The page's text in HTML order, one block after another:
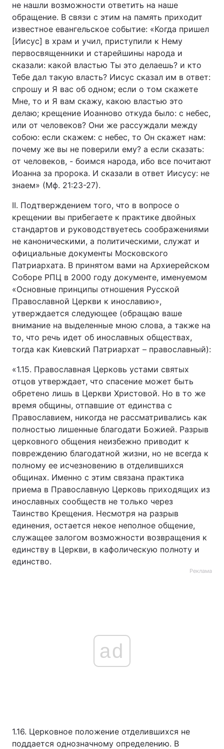
не нашли возможности ответить на наше
обращение. В связи с этим на память приходит
известное евангельское событие: «Когда пришел
[Иисус] в храм и учил, приступили к Нему
первосвященники и старейшины народа и
сказали: какой властью Ты это делаешь? и кто
Тебе дал такую власть? Иисус сказал им в ответ:
спрошу и Я вас об одном; если о том скажете
Мне, то и Я вам скажу, какою властью это
делаю; крещение Иоанново откуда было: с небес,
или от человеков? Они же рассуждали между
собою: если скажем: с небес, то Он скажет нам:
почему же вы не поверили ему? а если сказать:
от человеков, - боимся народа, ибо все почитают
Иоанна за пророка. И сказали в ответ Иисусу: не
знаем» (Мф. 21:23-27).
II. Подтверждением того, что в вопросе о
крещении вы прибегаете к практике двойных
стандартов и руководствуетесь соображениями
не каноническими, а политическими, служат и
официальные документы Московского
Патриархата. В принятом вами на Архиерейском
Соборе РПЦ в 2000 году документе, именуемом
«Основные принципы отношения Русской
Православной Церкви к инославию»,
утверждается следующее (обращаю ваше
внимание на выделенные мною слова, а также на
то, что речь идет об инославных обществах,
тогда как Киевский Патриархат – православный):
«1.15. Православная Церковь устами святых
отцов утверждает, что спасение может быть
обретено лишь в Церкви Христовой. Но в то же
время общины, отпавшие от единства с
Православием, никогда не рассматривались как
полностью лишенные благодати Божией. Разрыв
церковного общения неизбежно приводит к
повреждению благодатной жизни, но не всегда к
полному ее исчезновению в отделившихся
общинах. Именно с этим связана практика
приема в Православную Церковь приходящих из
инославных сообществ не только через
Таинство Крещения. Несмотря на разрыв
единения, остается некое неполное общение,
служащее залогом возможности возвращения к
единству в Церкви, в кафолическую полноту и
единство.
Реклама
ad
1.16. Церковное положение отделившихся не
поддается однозначному определению. В